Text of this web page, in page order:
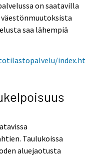
on saatavilla
saa lähempiä
index.ht
Taulukoissa
aluejaotusta